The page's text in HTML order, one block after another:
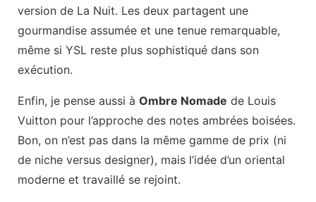
version de La Nuit. Les deux partagent une
gourmandise assumée et une tenue remarquable,
même si YSL reste plus sophistiqué dans son
exécution.
Enfin, je pense aussi à Ombre Nomade de Louis
Vuitton pour l’approche des notes ambrées boisées.
Bon, on n’est pas dans la même gamme de prix (ni
de niche versus designer), mais l’idée d’un oriental
moderne et travaillé se rejoint.